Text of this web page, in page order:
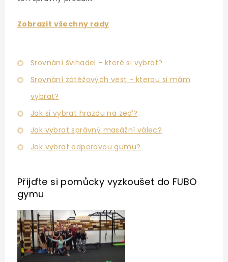
Zobrazit všechny rady
Srovnání švihadel - které si vybrat?
Srovnání zátěžových vest - kterou si mám
vybrat?
Jak si vybrat hrazdu na zeď?
Jak vybrat správný masážní válec?
Jak vybrat odporovou gumu?
Přijďte si pomůcky vyzkoušet do FUBO
gymu